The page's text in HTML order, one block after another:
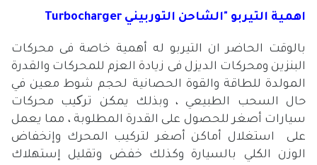
اهمية التيربو "الشاحن التوربيني Turbocharger
بالوقت الحاضر ان التيربو له أهمية خاصة فى محركات
البنزين ومحركات الديزل فى زيادة العزم للمحركات والقدرة
المولدة للطاقة والقوة الحصانية لحجم شوط معين في
حال السحب الطبيعي ، وبذلك يمكن ترکيب محركات
سيارات أصغر للحصول على القدرة المطلوبة ، مما يعمل
على استغلال أماكن أصغر لتركيب المحرك وإنخفاض
الوزن الكلي بالسيارة وكذلك خفض وتقليل إستهلاك